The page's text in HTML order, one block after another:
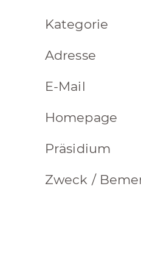
Kategorie
Adresse
E-Mail
Homepage
Präsidium
Zweck /